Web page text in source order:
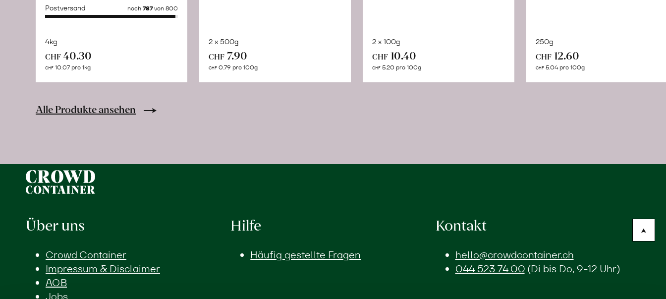
Postversand noch 787von 800
4kg
CHF 40.30
CHF 10.07 pro 1kg
Frische
Mango
2 x 500g
CHF 7.90
CHF 0.79 pro 100g
2 x 100g
CHF 10.40
CHF 5.20 pro 100g
250g
CHF 12.60
CHF 5.04 pro 100g
Alle Produkte ansehen
Über uns
Crowd Container
Impressum & Disclaimer
AGB
Hilfe
Häufig gestellte Fragen
Kontakt
hello@crowdcontainer.ch
044 523 74 00(Di bis Do, 9-12 Uhr)